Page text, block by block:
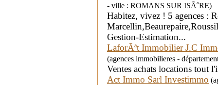
- ville : ROMANS SUR ISÃˆRE)
Habitez, vivez ! 5 agences :
Gestion-Estimation...
LaforÃªt Immobilier J.C
(agences immobilieres -
Ventes achats locations tout
Act Immo Sarl Investimmo